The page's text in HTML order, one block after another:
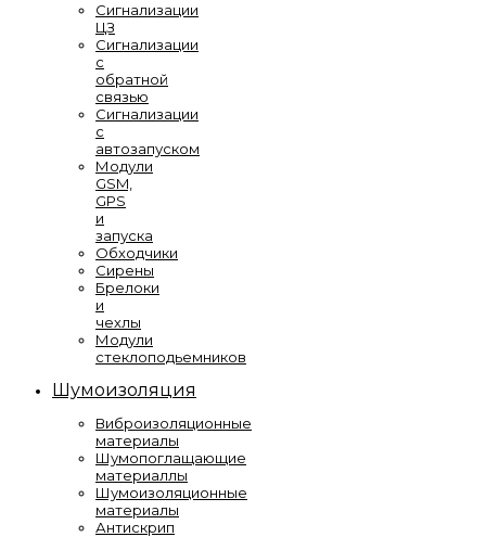
Сигнализации
ЦЗ
Сигнализации
с
обратной
связью
Сигнализации
с
автозапуском
Модули
GSM,
GPS
и
запуска
Обходчики
Сирены
Брелоки
и
чехлы
Модули
стеклоподьемников
Шумоизоляция
Виброизоляционные
материалы
Шумопоглащающие
материаллы
Шумоизоляционные
материалы
Антискрип